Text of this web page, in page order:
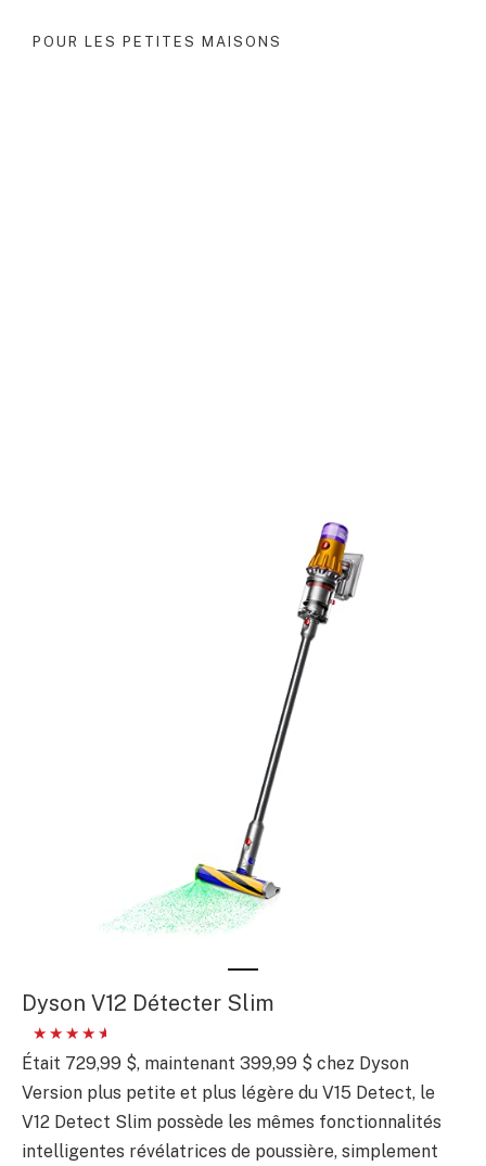
POUR LES PETITES MAISONS
Dyson V12 Détecter Slim
Était 729,99 $, maintenant 399,99 $ chez Dyson
Version plus petite et plus légère du V15 Detect, le
V12 Detect Slim possède les mêmes fonctionnalités
intelligentes révélatrices de poussière, simplement